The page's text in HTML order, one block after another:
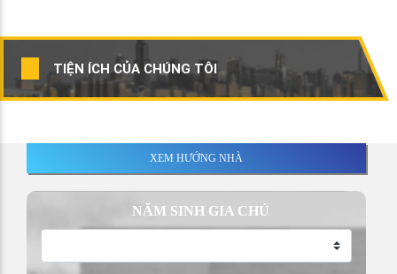
TIỆN ÍCH CỦA CHÚNG TÔI
XEM HƯỚNG NHÀ
NĂM SINH GIA CHỦ